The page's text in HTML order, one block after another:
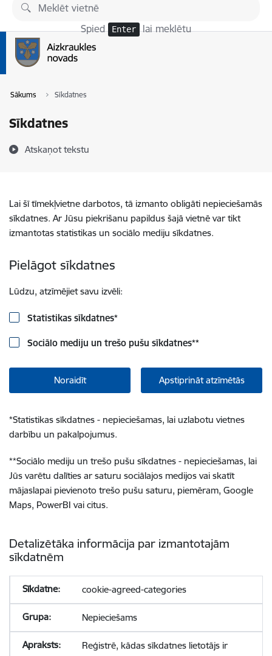
Pāriet uz lapas saturu
Spied Enter lai meklētu
Sākums Sīkdatnes
Sīkdatnes
Atskaņot tekstu
Lai šī tīmekļvietne darbotos, tā izmanto obligāti nepieciešamās
sīkdatnes. Ar Jūsu piekrišanu papildus šajā vietnē var tikt
izmantotas statistikas un sociālo mediju sīkdatnes.
Pielāgot sīkdatnes
Lūdzu, atzīmējiet savu izvēli:
Statistikas sīkdatnes*
Sociālo mediju un trešo pušu sīkdatnes**
Noraidīt Apstiprināt atzīmētās
*Statistikas sīkdatnes - nepieciešamas, lai uzlabotu vietnes
darbību un pakalpojumus.
**Sociālo mediju un trešo pušu sīkdatnes - nepieciešamas, lai
Jūs varētu dalīties ar saturu sociālajos medijos vai skatīt
mājaslapai pievienoto trešo pušu saturu, piemēram, Google
Maps, PowerBI vai citus.
Detalizētāka informācija par izmantotajām
sīkdatnēm
cookie-agreed-categories
Nepieciešams
Reģistrē, kādas sīkdatnes lietotājs ir